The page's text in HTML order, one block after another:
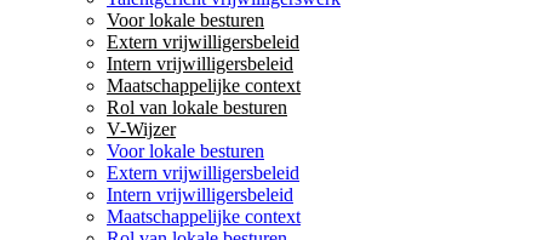
Voor lokale besturen
Extern vrijwilligersbeleid
Intern vrijwilligersbeleid
Maatschappelijke context
Rol van lokale besturen
V-Wijzer
Voor lokale besturen
Extern vrijwilligersbeleid
Intern vrijwilligersbeleid
Maatschappelijke context